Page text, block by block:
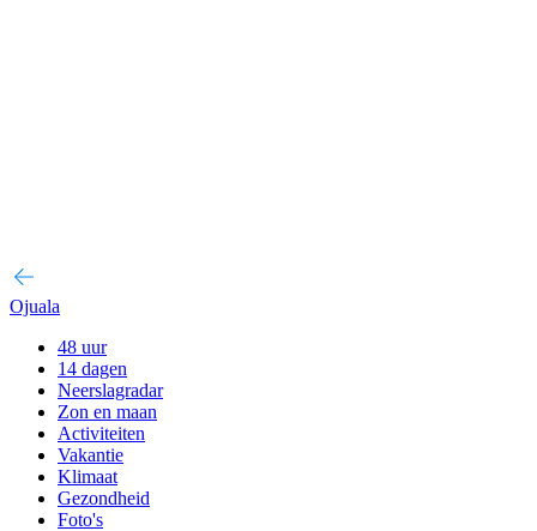
Ojuala
48 uur
14 dagen
Neerslagradar
Zon en maan
Activiteiten
Vakantie
Klimaat
Gezondheid
Foto's